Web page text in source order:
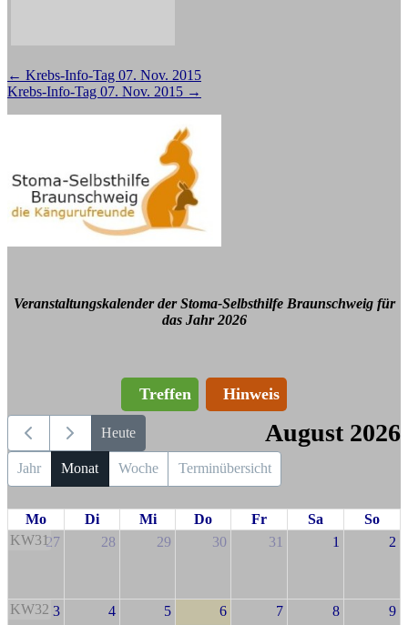
Beitragsnavigation
← Krebs-Info-Tag 07. Nov. 2015
Krebs-Info-Tag 07. Nov. 2015 →
Veranstaltungskalender der Stoma-Selbsthilfe Braunschweig für
das Jahr 2026
Treffen Hinweis
Heute August 2026
Jahr Monat Woche Terminübersicht
Mo Di Mi Do Fr Sa
So
KW3127 28 29 30 31 1 2
KW32 3 4 5 6 7 8 9